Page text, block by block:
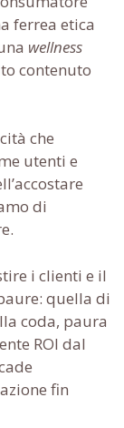
ferrea etica
wellness
contenuto
che
utenti e
di
i clienti e il
quella di
coda, paura
ROI dal
fin